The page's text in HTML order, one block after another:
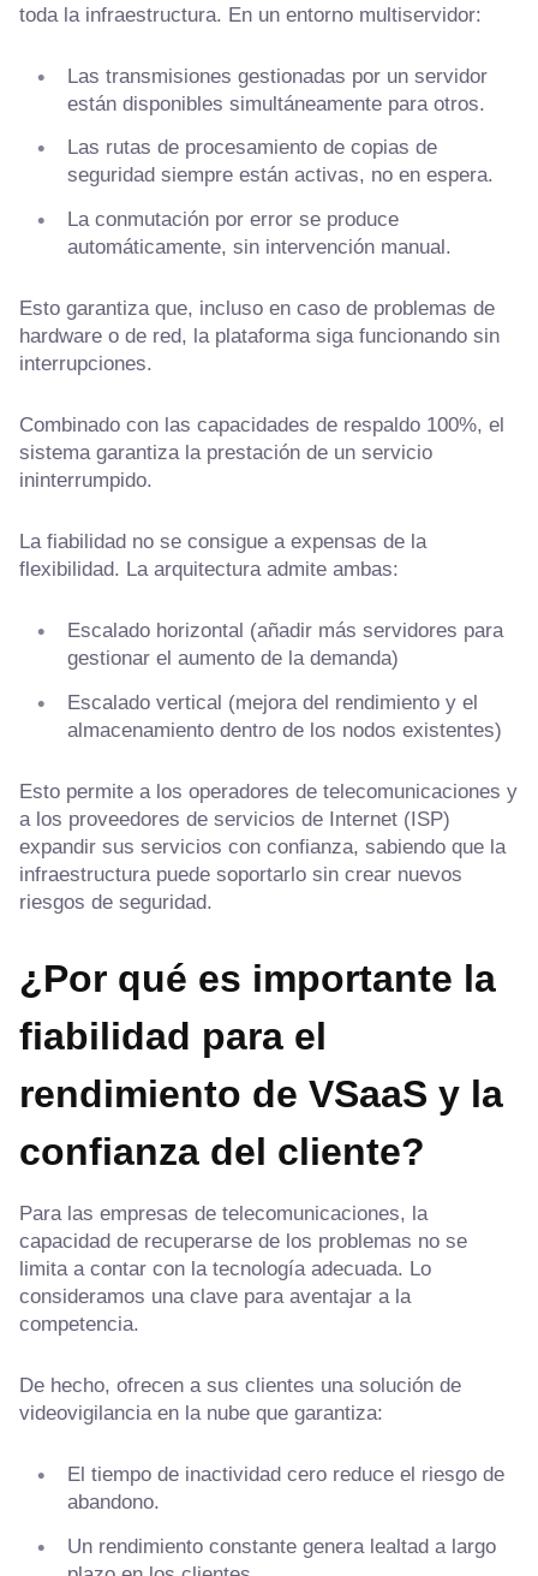
toda la infraestructura. En un entorno multiservidor:
Las transmisiones gestionadas por un servidor
están disponibles simultáneamente para otros.
Las rutas de procesamiento de copias de
seguridad siempre están activas, no en espera.
La conmutación por error se produce
automáticamente, sin intervención manual.
Esto garantiza que, incluso en caso de problemas de
hardware o de red, la plataforma siga funcionando sin
interrupciones.
Combinado con las capacidades de respaldo 100%, el
sistema garantiza la prestación de un servicio
ininterrumpido.
La fiabilidad no se consigue a expensas de la
flexibilidad. La arquitectura admite ambas:
Escalado horizontal (añadir más servidores para
gestionar el aumento de la demanda)
Escalado vertical (mejora del rendimiento y el
almacenamiento dentro de los nodos existentes)
Esto permite a los operadores de telecomunicaciones y
a los proveedores de servicios de Internet (ISP)
expandir sus servicios con confianza, sabiendo que la
infraestructura puede soportarlo sin crear nuevos
riesgos de seguridad.
¿Por qué es importante la
fiabilidad para el
rendimiento de VSaaS y la
confianza del cliente?
Para las empresas de telecomunicaciones, la
capacidad de recuperarse de los problemas no se
limita a contar con la tecnología adecuada. Lo
consideramos una clave para aventajar a la
competencia.
De hecho, ofrecen a sus clientes una solución de
videovigilancia en la nube que garantiza:
El tiempo de inactividad cero reduce el riesgo de
abandono.
Un rendimiento constante genera lealtad a largo